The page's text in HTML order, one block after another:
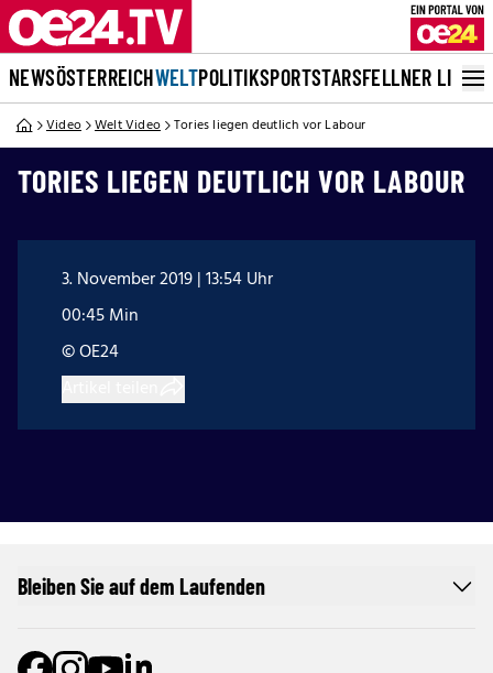
NEWSÖSTERREICHWELTPOLITIKSPORTSTARSFELLNER LIVE
Video Welt Video Tories liegen deutlich vor Labour
TORIES LIEGEN DEUTLICH VOR LABOUR
3. November 2019 | 13:54 Uhr
00:45 Min
© OE24
Bleiben Sie auf dem Laufenden